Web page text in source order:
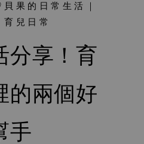
果的日常生活｜
育兒日常
分享！育
的兩個好
手